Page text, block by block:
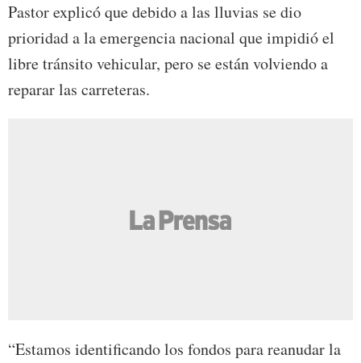
Pastor explicó que debido a las lluvias se dio
prioridad a la emergencia nacional que impidió el
libre tránsito vehicular, pero se están volviendo a
reparar las carreteras.
“Estamos identificando los fondos para reanudar la